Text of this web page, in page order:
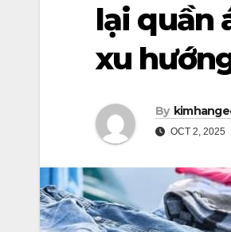
lại quần
xu
By
OCT 2, 2025